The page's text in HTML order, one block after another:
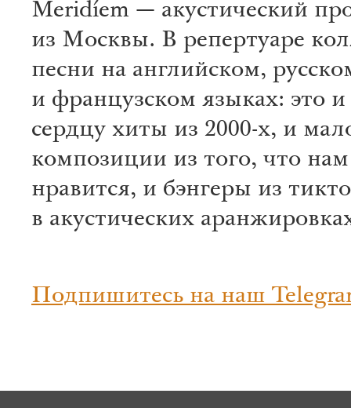
Meridíem — акустический
из Москвы. В репертуаре
песни на английском,
и французском языках: это и
сердцу хиты из 2000-х, и
композиции из того, что нам
нравится, и бэнгеры из
в акустических
Подпишитесь на наш